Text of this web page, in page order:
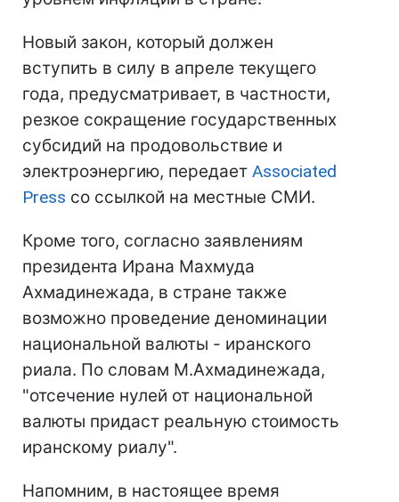
Новый закон, который должен
вступить в силу в апреле текущего
года, предусматривает, в частности,
резкое сокращение государственных
субсидий на продовольствие и
электроэнергию, передает Associated
Press со ссылкой на местные СМИ.
Кроме того, согласно заявлениям
президента Ирана Махмуда
Ахмадинежада, в стране также
возможно проведение деноминации
национальной валюты - иранского
риала. По словам М.Ахмадинежада,
"отсечение нулей от национальной
валюты придаст реальную стоимость
иранскому риалу".
Напомним, в настоящее время